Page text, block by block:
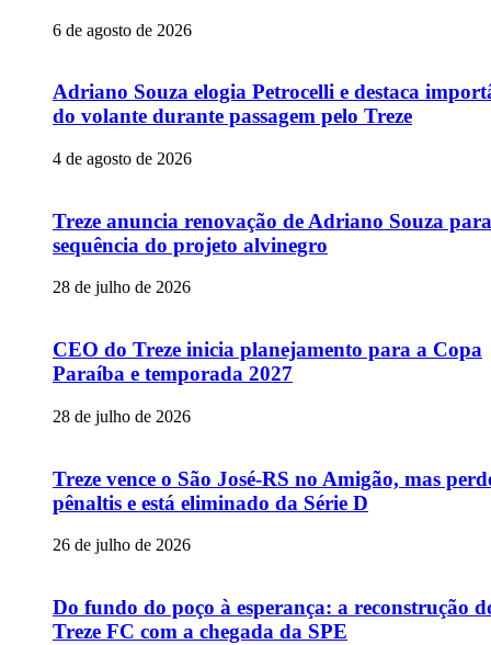
6 de agosto de 2026
Adriano Souza elogia Petrocelli e destaca
do volante durante passagem pelo Treze
4 de agosto de 2026
Treze anuncia renovação de Adriano Souza para
sequência do projeto alvinegro
28 de julho de 2026
CEO do Treze inicia planejamento para a Copa
Paraíba e temporada 2027
28 de julho de 2026
Treze vence o São José-RS no Amigão, mas
pênaltis e está eliminado da Série D
26 de julho de 2026
Do fundo do poço à esperança: a reconstrução
Treze FC com a chegada da SPE